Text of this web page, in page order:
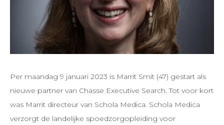
Per maandag 9 januari 2023 is Marrit Smit (47) gestart als
nieuwe partner van Chasse Executive Search. Tot voor kort
was Marrit directeur van Schola Medica. Schola Medica
verzorgt de landelijke spoedzorgopleiding voor